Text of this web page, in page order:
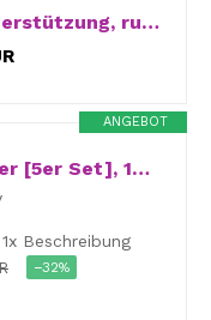
flintronic Yoga-Unterstützung, rutschfeste Matte, Sport-Balance-Pad, Bequeme, leichte Unterstützung für Knie, Hände, Handgelenke und Ellbogen, 20 x 20 cm, mit schwarzem Widerstandsband, 2 Stück
ANGEBOT
Fokky Fitnessbänder [5er Set], 100% Naturlatex Resistance Bands
Beschreibung
−32%